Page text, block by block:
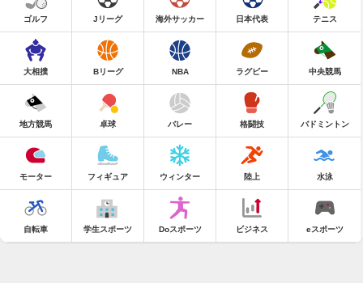
ゴルフ Jリーグ 海外サッカー 日本代表 テニス
大相撲 Bリーグ NBA ラグビー 中央競馬
地方競馬 卓球 バレー 格闘技 バドミントン
モーター フィギュア ウィンター 陸上 水泳
自転車 学生スポーツ Doスポーツ ビジネス eスポーツ